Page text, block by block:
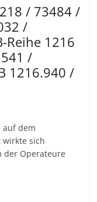
/ 73484 /
/
Reihe 1216
/
1216.940 /
auf dem
wirkte sich
der Operateure